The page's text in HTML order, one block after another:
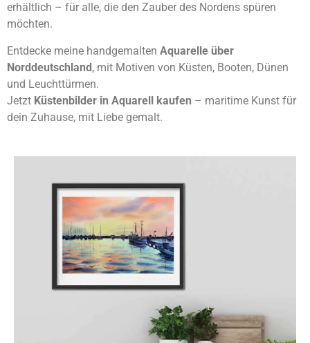
erhältlich – für alle, die den Zauber des Nordens spüren
möchten.
Entdecke meine handgemalten Aquarelle über
Norddeutschland, mit Motiven von Küsten, Booten, Dünen
und Leuchttürmen.
Jetzt Küstenbilder in Aquarell kaufen – maritime Kunst für
dein Zuhause, mit Liebe gemalt.